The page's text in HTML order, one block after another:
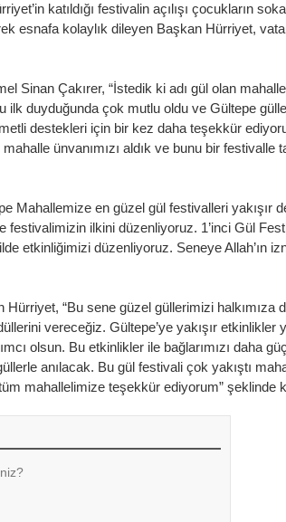
katıldığı festivalin açılışı çocukların
esnafa kolaylık dileyen Başkan Hürriyet,
Sinan Çakırer, “İstedik ki adı gül olan
ilk duyduğunda çok mutlu oldu ve Gültepe
destekleri için bir kez daha teşekkür
ünvanımızı aldık ve bunu bir festivalle
Mahallemize en güzel gül festivalleri yakışır
ilkini düzenliyoruz. 1’inci Gül
etkinliğimizi düzenliyoruz. Seneye Allah’ın
Hürriyet, “Bu sene güzel güllerimizi halkımıza
vereceğiz. Gültepe’ye yakışır etkinlikler
olsun. Bu etkinlikler ile bağlarımızı daha
anılacak. Bu gül festivali çok yakıştı
mahallelimize teşekkür ediyorum” şeklinde